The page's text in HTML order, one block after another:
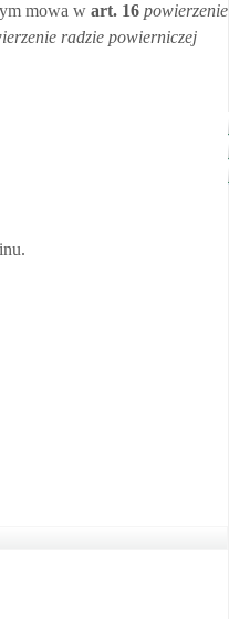
mowa w art. 16 powierzenie
radzie powierniczej